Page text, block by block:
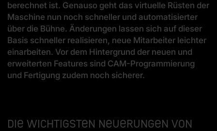
berechnet ist. Genauso geht das virtuelle Rüsten der
Maschine nun noch schneller und automatisierter
über die Bühne. Änderungen lassen sich auf dieser
Basis schneller realisieren, neue Mitarbeiter leichter
einarbeiten. Vor dem Hintergrund der neuen und
erweiterten Features sind CAM-Programmierung
und Fertigung zudem noch sicherer.
Die wichtigsten Neuerungen von